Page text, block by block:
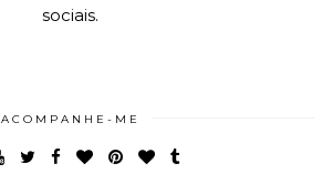
sociais.
ACOMPANHE-ME